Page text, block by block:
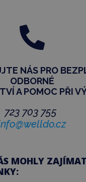

NÁS PRO
ODBORNÉ
A POMOC PŘI
723 703 755
MOHLY ZAJÍMAT